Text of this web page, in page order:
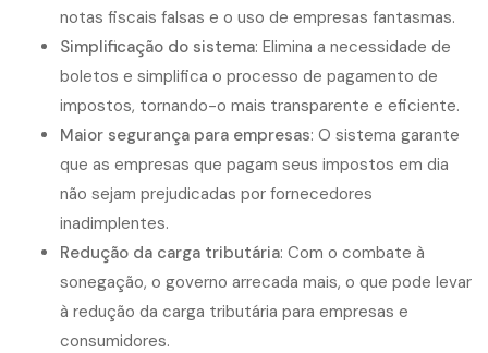
notas fiscais falsas e o uso de empresas fantasmas.
Simplificação do sistema: Elimina a necessidade de
boletos e simplifica o processo de pagamento de
impostos, tornando-o mais transparente e eficiente.
Maior segurança para empresas: O sistema garante
que as empresas que pagam seus impostos em dia
não sejam prejudicadas por fornecedores
inadimplentes.
Redução da carga tributária: Com o combate à
sonegação, o governo arrecada mais, o que pode levar
à redução da carga tributária para empresas e
consumidores.